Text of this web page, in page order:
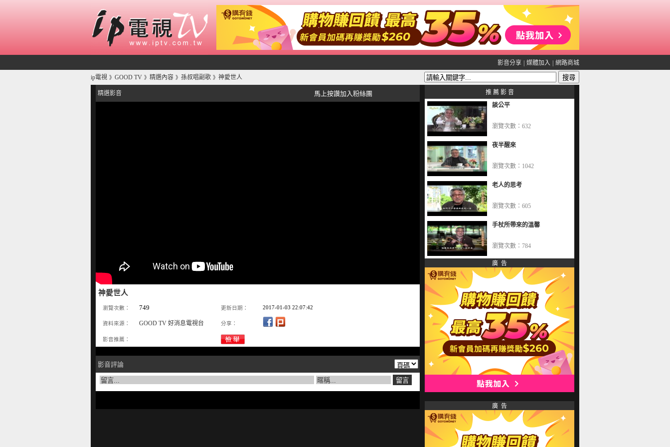
影音分享 媒體加入 網路商城
ip電視 》 GOOD TV 》 精選內容 》 孫叔唱副歌 》 神愛世人
精選影音 馬上按讚加入粉絲團
神愛世人
瀏覽次數： 749 更新日期： 2017-01-03 22:07:42
資料來源： GOOD TV 好消息電視台 分享：
影音推薦：
影音評論
推 薦 影 音
談公平
瀏覽次數：632
夜半醒來
瀏覽次數：1042
老人的思考
瀏覽次數：605
手杖所帶來的溫馨
瀏覽次數：784
廣 告
廣 告